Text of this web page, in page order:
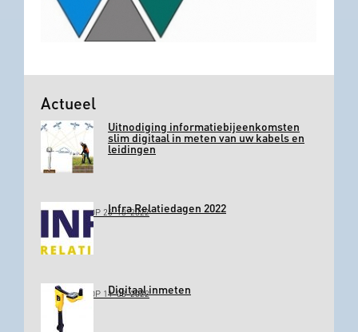
Actueel
Uitnodiging informatiebijeenkomsten
slim digitaal in meten van uw kabels en
leidingen
GEPLAATST OP 26-10-2022Infra Relatiedagen 2022
GEPLAATST OP 11-03-2022Digitaal inmeten